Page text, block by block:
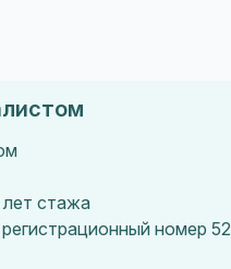
стажа
номер 52